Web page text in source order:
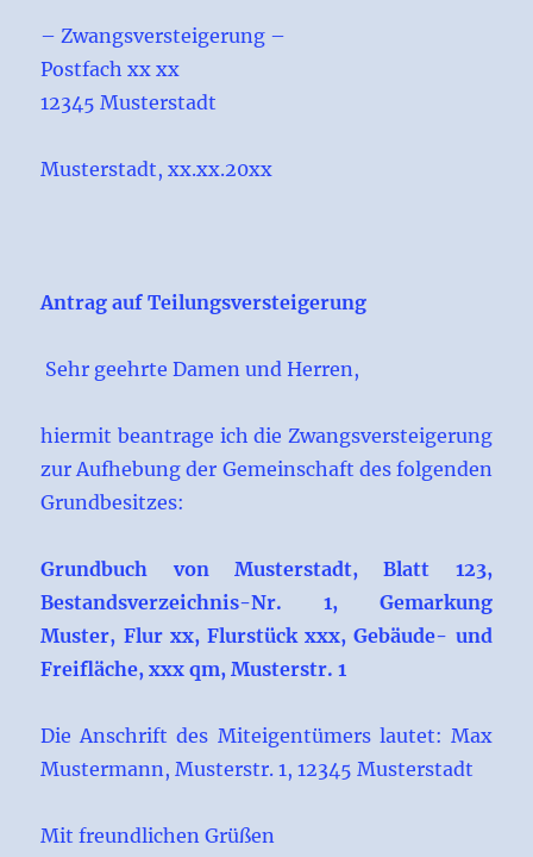
– Zwangsversteigerung –
Postfach xx xx
12345 Musterstadt
Musterstadt, xx.xx.20xx
Antrag auf Teilungsversteigerung
Sehr geehrte Damen und Herren,
hiermit beantrage ich die Zwangsversteigerung
zur Aufhebung der Gemeinschaft des folgenden
Grundbesitzes:
Grundbuch von Musterstadt, Blatt 123,
Bestandsverzeichnis-Nr. 1, Gemarkung
Muster, Flur xx, Flurstück xxx, Gebäude- und
Freifläche, xxx qm, Musterstr. 1
Die Anschrift des Miteigentümers lautet: Max
Mustermann, Musterstr. 1, 12345 Musterstadt
Mit freundlichen Grüßen